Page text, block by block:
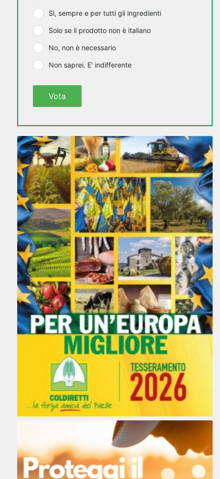
Sì, sempre e per tutti gli ingredienti
Solo se il prodotto non è italiano
No, non è necessario
Non saprei. E' indifferente
Vota